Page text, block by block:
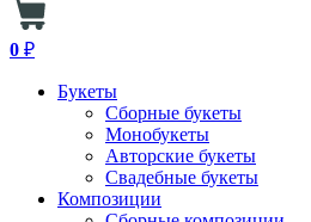
0 ₽
Букеты
Сборные букеты
Монобукеты
Авторские букеты
Свадебные букеты
Композиции